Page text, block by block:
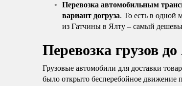
Перевозка автомобильным
вариант догруза. То есть в одной
из Гатчины в Ялту – самый
Перевозка грузов
Грузовые автомобили для доставки
было открыто бесперебойное движение